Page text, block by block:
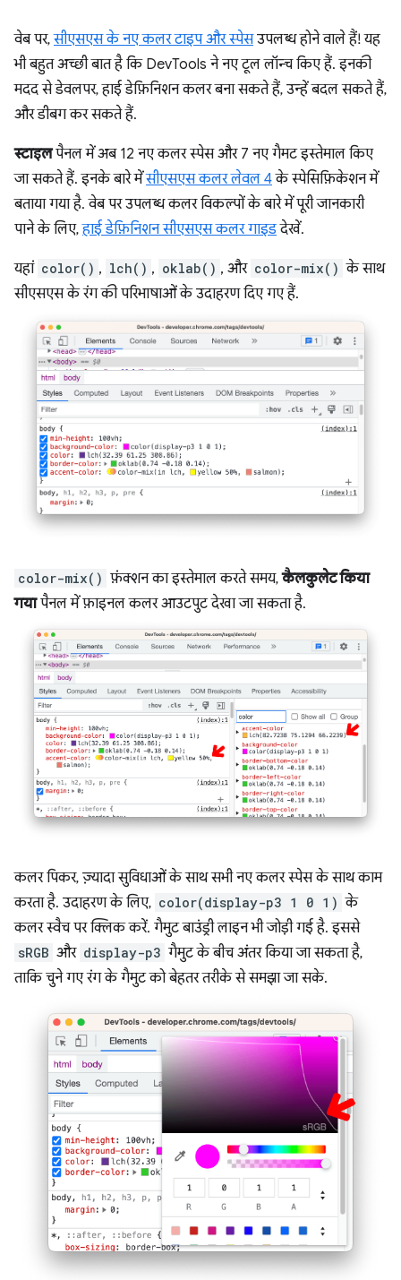
वेब पर,सीएसएस के नए कलर टाइप और स्पेसउपलब्ध होने वाले हैं! यह
भी बहुत अच्छी बात है कि DevTools ने नए टूल लॉन्च किए हैं. इनकी
मदद से डेवलपर, हाई डेफ़िनिशन कलर बना सकते हैं, उन्हें बदल सकते हैं,
और डीबग कर सकते हैं.
स्टाइलपैनल में अब 12 नए कलर स्पेस और 7 नए गैमट इस्तेमाल किए
जा सकते हैं. इनके बारे मेंसीएसएस कलर लेवल 4के स्पेसिफ़िकेशन में
बताया गया है. वेब पर उपलब्ध कलर विकल्पों के बारे में पूरी जानकारी
पाने के लिए,हाई डेफ़िनिशन सीएसएस कलर गाइडदेखें.
यहां color() , lch() , oklab() , और color-mix() के साथ
सीएसएस के रंग की परिभाषाओं के उदाहरण दिए गए हैं.
color-mix() फ़ंक्शन का इस्तेमाल करते समय,कैलकुलेट किया
गयापैनल में फ़ाइनल कलर आउटपुट देखा जा सकता है.
कलर पिकर, ज़्यादा सुविधाओं के साथ सभी नए कलर स्पेस के साथ काम
करता है. उदाहरण के लिए, color(display-p3 1 0 1) के
कलर स्वैच पर क्लिक करें. गैमुट बाउंड्री लाइन भी जोड़ी गई है. इससे
sRGB और display-p3 गैमुट के बीच अंतर किया जा सकता है,
ताकि चुने गए रंग के गैमुट को बेहतर तरीके से समझा जा सके.